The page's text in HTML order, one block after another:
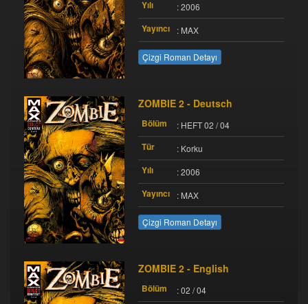
Yılı : 2006
Yayıncı : MAX
Çizgi Roman Detayı
ZOMBIE 2 - Deutsch
Bölüm : HEFT 02 / 04
Tür : Korku
Yılı : 2006
Yayıncı : MAX
Çizgi Roman Detayı
ZOMBIE 2 - English
Bölüm : 02 / 04